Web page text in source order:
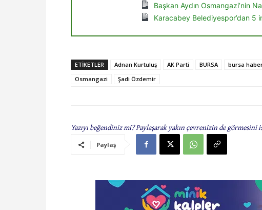
Başkan Aydın Osmangazi’nin
Karacabey Belediyespor’dan 5
ETIKETLER Adnan Kurtuluş AK Parti BURSA bursa
Osmangazi
Şadi Özdemir
Yazıyı beğendiniz mi? Paylaşarak yakın çevrenizin de görmesini
Paylaş